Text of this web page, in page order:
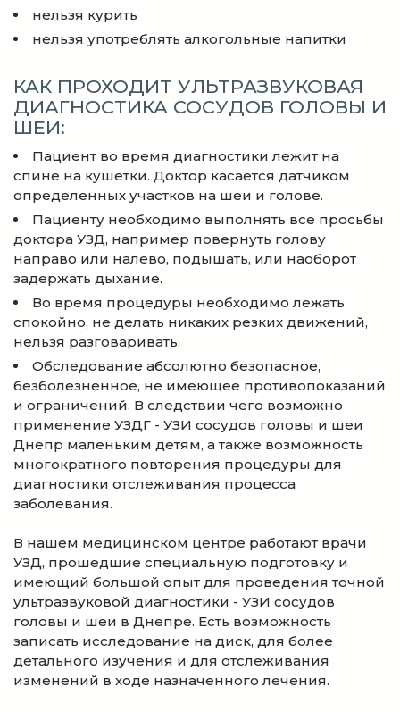
нельзя курить
нельзя употреблять алкогольные напитки
КАК ПРОХОДИТ УЛЬТРАЗВУКОВАЯ
ДИАГНОСТИКА СОСУДОВ ГОЛОВЫ И
ШЕИ:
Пациент во время диагностики лежит на
спине на кушетки. Доктор касается датчиком
определенных участков на шеи и голове.
Пациенту необходимо выполнять все просьбы
доктора УЗД, например повернуть голову
направо или налево, подышать, или наоборот
задержать дыхание.
Во время процедуры необходимо лежать
спокойно, не делать никаких резких движений,
нельзя разговаривать.
Обследование абсолютно безопасное,
безболезненное, не имеющее противопоказаний
и ограничений. В следствии чего возможно
применение УЗДГ - УЗИ сосудов головы и шеи
Днепр маленьким детям, а также возможность
многократного повторения процедуры для
диагностики отслеживания процесса
заболевания.
В нашем медицинском центре работают врачи
УЗД, прошедшие специальную подготовку и
имеющий большой опыт для проведения точной
ультразвуковой диагностики - УЗИ сосудов
головы и шеи в Днепре. Есть возможность
записать исследование на диск, для более
детального изучения и для отслеживания
изменений в ходе назначенного лечения.